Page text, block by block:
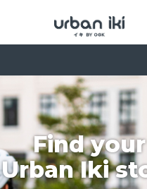
Find your
Urban Iki